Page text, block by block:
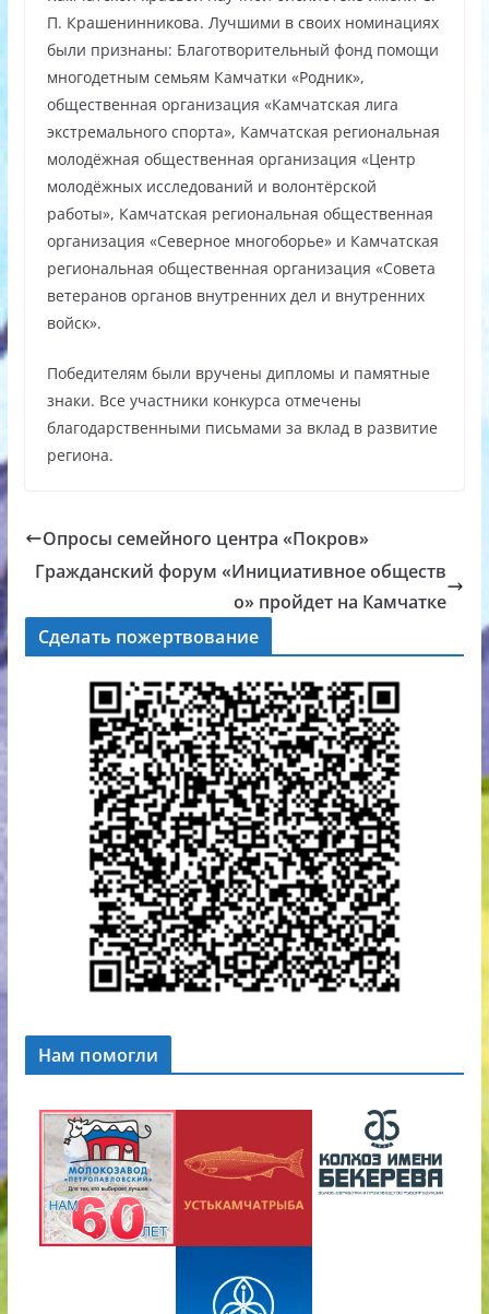
П. Крашенинникова. Лучшими в своих номинациях
были признаны: Благотворительный фонд помощи
многодетным семьям Камчатки «Родник»,
общественная организация «Камчатская лига
экстремального спорта», Камчатская региональная
молодёжная общественная организация «Центр
молодёжных исследований и волонтёрской
работы», Камчатская региональная общественная
организация «Северное многоборье» и Камчатская
региональная общественная организация «Совета
ветеранов органов внутренних дел и внутренних
войск».
Победителям были вручены дипломы и памятные
знаки. Все участники конкурса отмечены
благодарственными письмами за вклад в развитие
региона.
Опросы семейного центра «Покров»
Гражданский форум «Инициативное обществ
о» пройдет на Камчатке
Сделать пожертвование
Нам помогли